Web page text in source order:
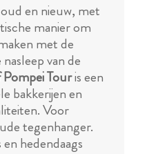
en nieuw, met
manier om
met de
van de
Touris een
bakkerijen en
Voor
tegenhanger.
hedendaags